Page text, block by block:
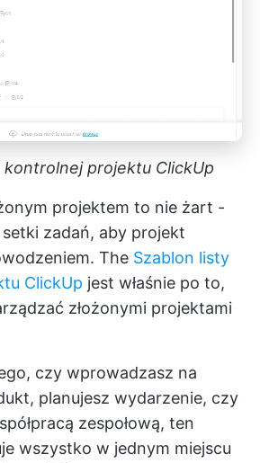
kontrolnej projektu ClickUp
projektem to nie żart -
zadań, aby projekt
The Szablon listy
ClickUp jest właśnie po to,
złożonymi projektami
czy wprowadzasz na
planujesz wydarzenie, czy
zespołową, ten
wszystko w jednym miejscu